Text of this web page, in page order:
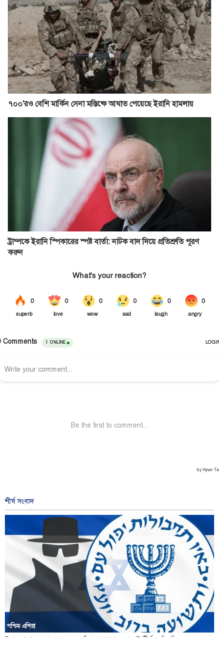
৭০০'রও বেশি মার্কিন সেনা মস্তিষ্কে আঘাত পেয়েছে ইরানি হামলায়
ট্রাম্পকে ইরানি স্পিকারের স্পষ্ট বার্তা: নাটক বাদ দিয়ে প্রতিশ্রুতি পূরণ
করুন
শীর্ষ সংবাদ
পশ্চিম এশিয়া
ইরান প্রশ্নে মোসাদের চরম ব্যর্থতা, সরানো হলো দুই শীর্ষ কর্মকর্তাকে